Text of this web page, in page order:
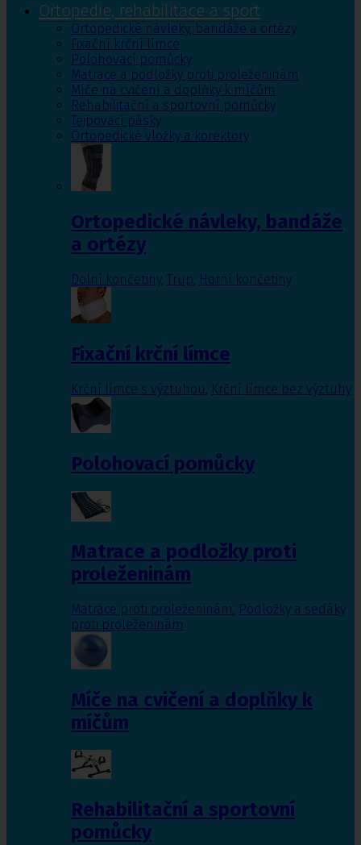
Ortopedie, rehabilitace a sport
Ortopedické návleky, bandáže a ortézy
Fixační krční límce
Polohovací pomůcky
Matrace a podložky proti proleženinám
Míče na cvičení a doplňky k míčům
Rehabilitační a sportovní pomůcky
Tejpovací pásky
Ortopedické vložky a korektory
Ortopedické návleky, bandáže
a ortézy
Dolní končetiny, Trup, Horní končetiny
Fixační krční límce
Krční límce s výztuhou Krční límce bez výztuhy
Polohovací pomůcky
Matrace a podložky proti
proleženinám
Matrace proti proleženinám, Podložky a sedáky
proti proleženinám
Míče na cvičení a doplňky k
míčům
Rehabilitační a sportovní
pomůcky